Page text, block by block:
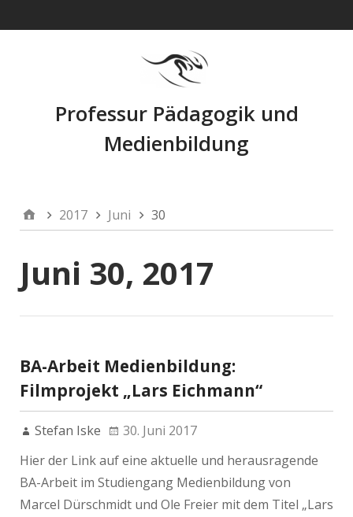
Professur Pädagogik und
Medienbildung
2017 Juni 30
Juni 30, 2017
BA-Arbeit Medienbildung:
Filmprojekt „Lars Eichmann“
Stefan Iske
30. Juni 2017
Hier der Link auf eine aktuelle und herausragende
BA-Arbeit im Studiengang Medienbildung von
Marcel Dürschmidt und Ole Freier mit dem Titel „Lars